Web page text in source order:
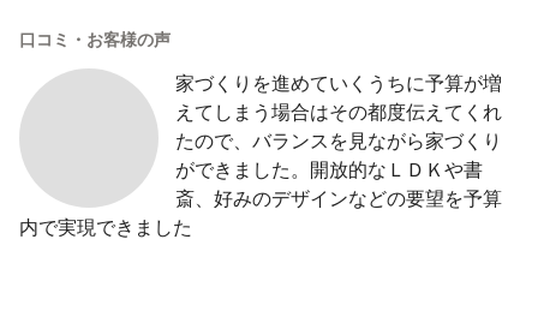
口コミ・お客様の声
家づくりを進めていくうちに予算が増
えてしまう場合はその都度伝えてくれ
たので、バランスを見ながら家づくり
ができました。開放的なＬＤＫや書
斎、好みのデザインなどの要望を予算
内で実現できました